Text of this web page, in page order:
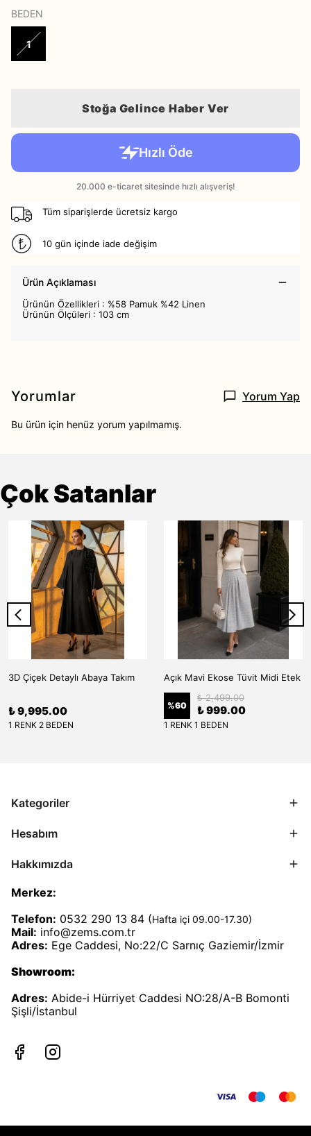
BEDEN
1
Stoğa Gelince Haber Ver
Tüm siparişlerde ücretsiz kargo
10 gün içinde iade değişim
Ürün Açıklaması
Ürünün Özellikleri : %58 Pamuk %42 Linen
Ürünün Ölçüleri : 103 cm
Yorumlar Yorum Yap
Bu ürün için henüz yorum yapılmamış.
Çok Satanlar
3D Çiçek Detaylı Abaya Takım
₺ 9,995.00
1 RENK 2 BEDEN
Açık Mavi Ekose Tüvit Midi Etek
%60
₺ 2,499.00
₺ 999.00
1 RENK 1 BEDEN
Kategoriler
Hesabım
Hakkımızda
Merkez:
Telefon: 0532 290 13 84 (Hafta içi 09.00-17.30)
Mail: info@zems.com.tr
Adres: Ege Caddesi, No:22/C Sarnıç Gaziemir/İzmir
Showroom:
Adres: Abide-i Hürriyet Caddesi NO:28/A-B Bomonti
Şişli/İstanbul